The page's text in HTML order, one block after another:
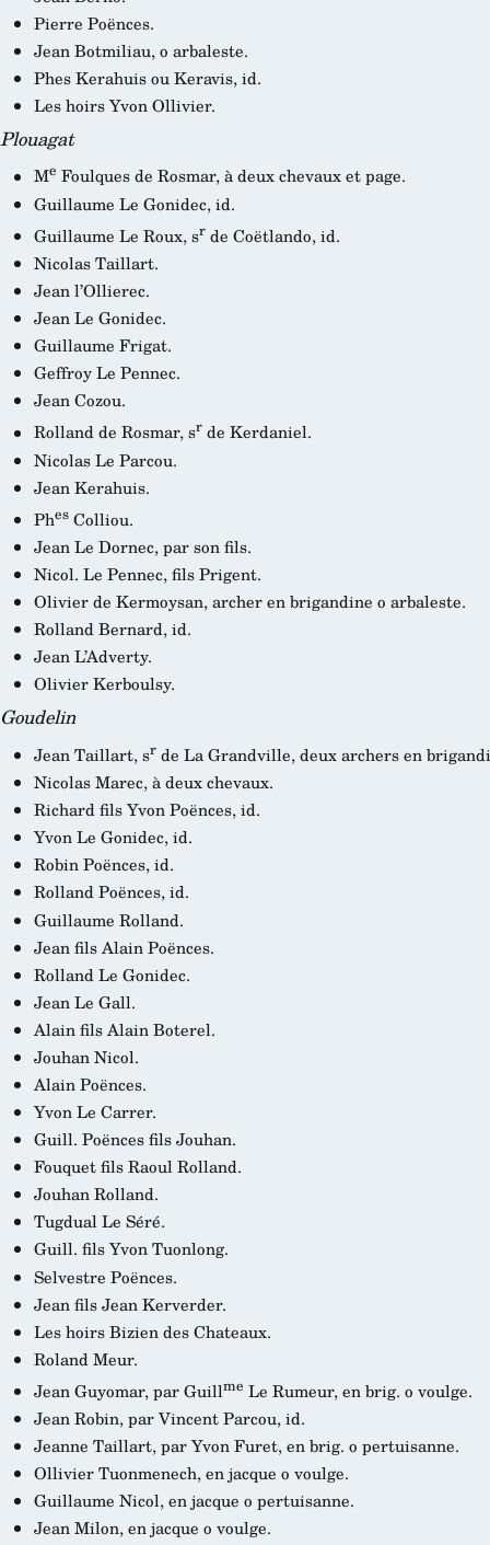
Pierre Poënces.
Jean Botmiliau, o arbaleste.
Phes Kerahuis ou Keravis, id.
Les hoirs Yvon Ollivier.
Plouagat
Me Foulques de Rosmar, à deux chevaux et page.
Guillaume Le Gonidec, id.
Guillaume Le Roux, srde Coëtlando, id.
Nicolas Taillart.
Jean l’Ollierec.
Jean Le Gonidec.
Guillaume Frigat.
Geffroy Le Pennec.
Jean Cozou.
Rolland de Rosmar, srde Kerdaniel.
Nicolas Le Parcou.
Jean Kerahuis.
PhesColliou.
Jean Le Dornec, par son fils.
Nicol. Le Pennec, fils Prigent.
Olivier de Kermoysan, archer en brigandine o arbaleste.
Rolland Bernard, id.
Jean L’Adverty.
Olivier Kerboulsy.
Goudelin
Jean Taillart, srde La Grandville, deux archers en
Nicolas Marec, à deux chevaux.
Richard fils Yvon Poënces, id.
Yvon Le Gonidec, id.
Robin Poënces, id.
Rolland Poënces, id.
Guillaume Rolland.
Jean fils Alain Poënces.
Rolland Le Gonidec.
Jean Le Gall.
Alain fils Alain Boterel.
Jouhan Nicol.
Alain Poënces.
Yvon Le Carrer.
Guill. Poënces fils Jouhan.
Fouquet fils Raoul Rolland.
Jouhan Rolland.
Tugdual Le Séré.
Guill. fils Yvon Tuonlong.
Selvestre Poënces.
Jean fils Jean Kerverder.
Les hoirs Bizien des Chateaux.
Roland Meur.
Jean Guyomar, par Guillme Le Rumeur, en brig. o voulge.
Jean Robin, par Vincent Parcou, id.
Jeanne Taillart, par Yvon Furet, en brig. o pertuisanne.
Ollivier Tuonmenech, en jacque o voulge.
Guillaume Nicol, en jacque o pertuisanne.
Jean Milon, en jacque o voulge.